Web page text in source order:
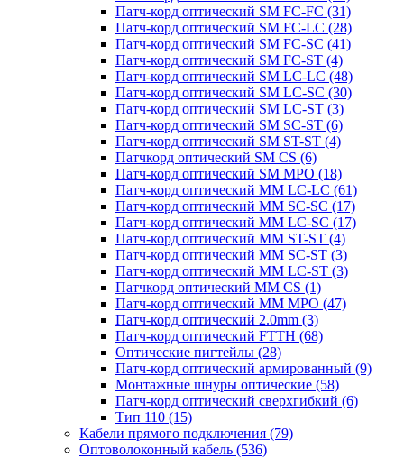
Патч-корд оптический SM FC-FC (31)
Патч-корд оптический SM FC-LC (28)
Патч-корд оптический SM FC-SC (41)
Патч-корд оптический SM FC-ST (4)
Патч-корд оптический SM LC-LC (48)
Патч-корд оптический SM LC-SC (30)
Патч-корд оптический SM LC-ST (3)
Патч-корд оптический SM SC-ST (6)
Патч-корд оптический SM ST-ST (4)
Патчкорд оптический SM CS (6)
Патч-корд оптический SM MPO (18)
Патч-корд оптический MM LC-LC (61)
Патч-корд оптический MM SC-SC (17)
Патч-корд оптический MM LC-SC (17)
Патч-корд оптический MM ST-ST (4)
Патч-корд оптический MM SC-ST (3)
Патч-корд оптический MM LC-ST (3)
Патчкорд оптический MM CS (1)
Патч-корд оптический MM MPO (47)
Патч-корд оптический 2.0mm (3)
Патч-корд оптический FTTH (68)
Оптические пигтейлы (28)
Патч-корд оптический армированный (9)
Монтажные шнуры оптические (58)
Патч-корд оптический сверхгибкий (6)
Тип 110 (15)
Кабели прямого подключения (79)
Оптоволоконный кабель (536)